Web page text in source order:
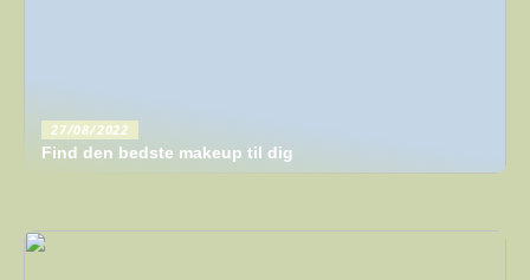
27/08/2022
Find den bedste makeup til dig